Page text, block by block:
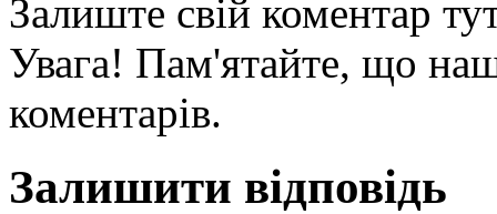
Залиште свій коментар
Увага! Пам'ятайте, що
коментарів.
Залишити відповідь